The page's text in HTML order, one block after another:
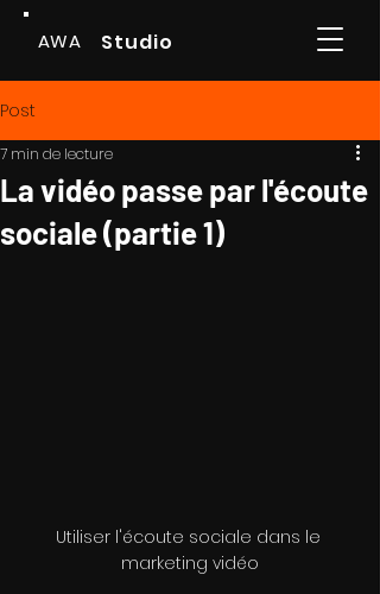
AWA Studio
Post
La vidéo passe par l'écoute
sociale (partie 1)
7 min de lecture
Utiliser l'écoute sociale dans le
marketing vidéo